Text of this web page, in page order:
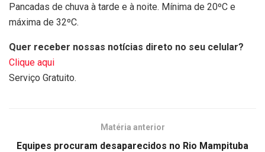
Pancadas de chuva à tarde e à noite. Mínima de 20ºC e
máxima de 32ºC.
Quer receber nossas notícias direto no seu celular?
Clique aqui
Serviço Gratuito.
Matéria anterior
Equipes procuram desaparecidos no Rio Mampituba